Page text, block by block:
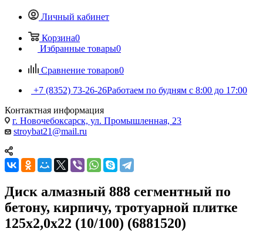
Личный кабинет
Корзина0
Избранные товары0
Сравнение товаров0
+7 (8352) 73-26-26Работаем по будням с 8:00 до 17:00
Контактная информация
г. Новочебоксарск, ул. Промышленная, 23
stroybat21@mail.ru
Диск алмазный 888 сегментный по
бетону, кирпичу, тротуарной плитке
125х2,0х22 (10/100) (6881520)